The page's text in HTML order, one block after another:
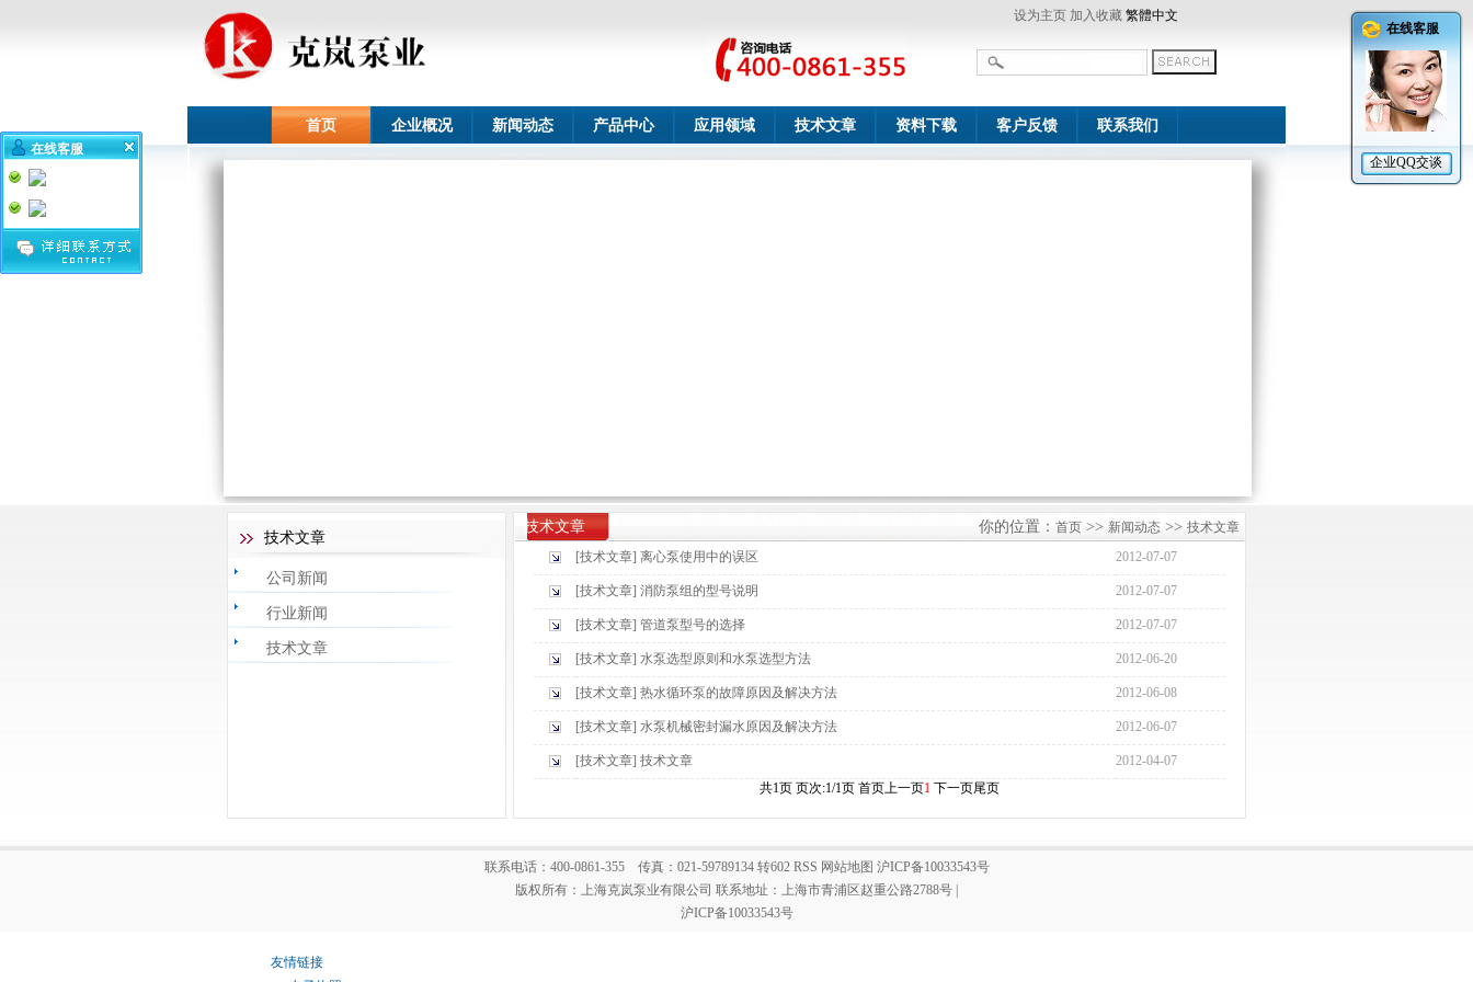
设为主页 加入收藏 繁體中文
首页 企业概况 新闻动态 产品中心 应用领域 技术文章 资料下载 客户反馈 联系我们
技术文章
公司新闻
行业新闻
技术文章
你的位置： 首页 >> 新闻动态 >> 技术文章
技术文章
[技术文章] 离心泵使用中的误区 2012-07-07
[技术文章] 消防泵组的型号说明 2012-07-07
[技术文章] 管道泵型号的选择 2012-07-07
[技术文章] 水泵选型原则和水泵选型方法 2012-06-20
[技术文章] 热水循环泵的故障原因及解决方法 2012-06-08
[技术文章] 水泵机械密封漏水原因及解决方法 2012-06-07
[技术文章] 技术文章
2012-04-07
共1页 页次:1/1页 首页上一页1 下一页尾页
联系电话：400-0861-355 传真：021-59789134 转602 RSS 网站地图 沪ICP备10033543号
版权所有：上海克岚泵业有限公司 联系地址：上海市青浦区赵重公路2788号
沪ICP备10033543号
在线客服
友情链接